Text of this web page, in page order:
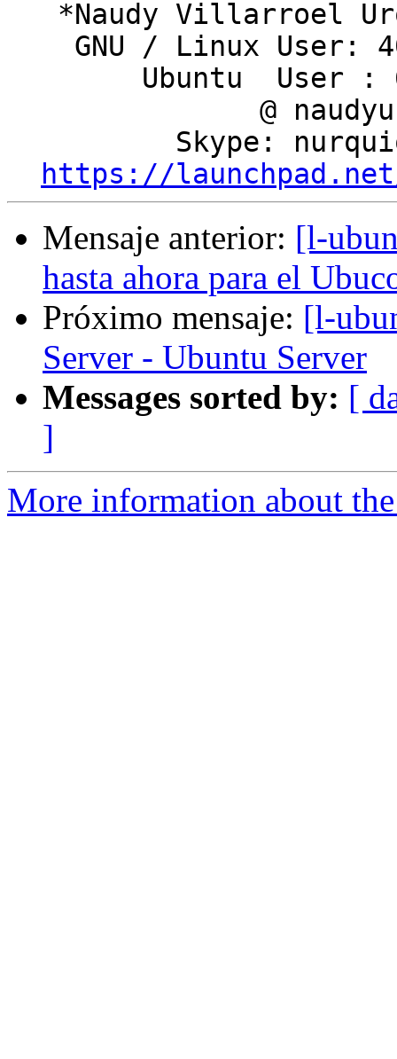
https://
Mensaje anterior: [l-
hasta ahora para el
Próximo mensaje: [l-
Server - Ubuntu Server
Messages sorted by: [
]
More information about